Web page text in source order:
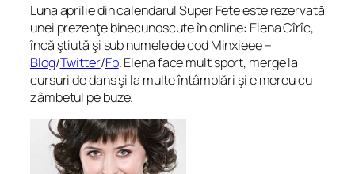
Luna aprilie din calendarul Super Fete este rezervată
unei prezenţe binecunoscute în online: Elena Cîrîc,
încă ştiută şi sub numele de cod Minxieee –
Blog/Twitter/Fb. Elena face mult sport, merge la
cursuri de dans şi la multe întâmplări şi e mereu cu
zâmbetul pe buze.